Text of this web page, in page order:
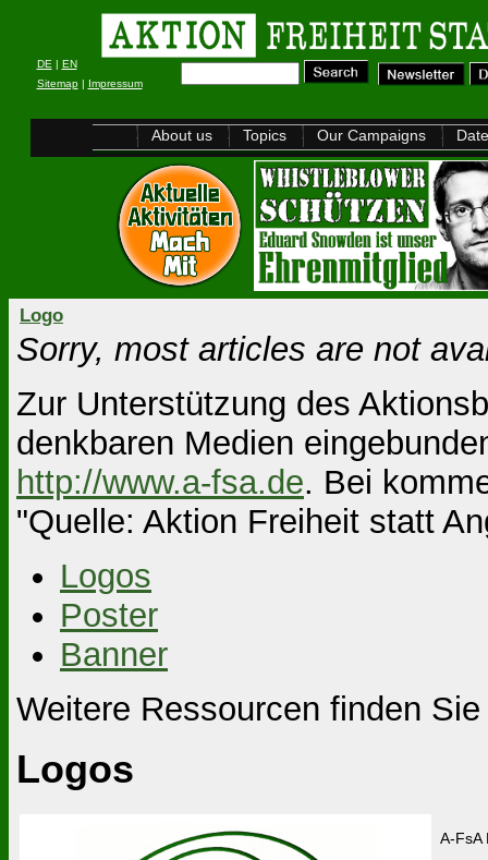
DE | EN
Sitemap| Impressum
About us Topics Our Campaigns
Logo
Sorry, most articles are not
Zur Unterstützung des
denkbaren Medien
http://www.a-fsa.de. Bei
"Quelle: Aktion Freiheit statt
Logos
Poster
Banner
Weitere Ressourcen finden
Logos
A-FsA